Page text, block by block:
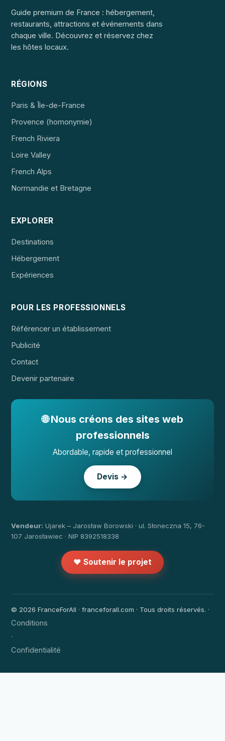
Guide premium de France : hébergement,
restaurants, attractions et événements dans
chaque ville. Découvrez et réservez chez
les hôtes locaux.
RÉGIONS
Paris & Île-de-France
Provence (homonymie)
French Riviera
Loire Valley
French Alps
Normandie et Bretagne
EXPLORER
Destinations
Hébergement
Expériences
POUR LES PROFESSIONNELS
Référencer un établissement
Publicité
Contact
Devenir partenaire
🌐 Nous créons des sites web
professionnels
Abordable, rapide et professionnel
Devis →
Vendeur: Ujarek – Jarosław Borowski · ul. Słoneczna 15, 76-
107 Jarosławiec · NIP 8392518338
❤️ Soutenir le projet
© 2026 FranceForAll · franceforall.com · Tous droits réservés. ·
Conditions
·
Confidentialité